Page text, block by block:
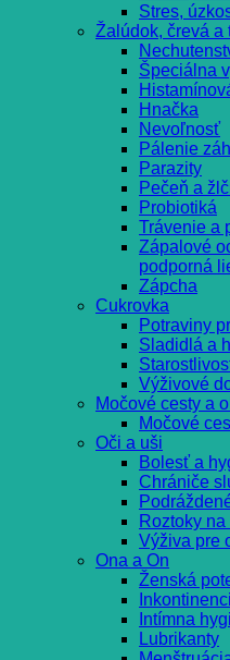
Stres,
Žalúdok, črevá a
Špeciálna
Hnačka
Nevoľnosť
Pálenie
Parazity
Pečeň a
Probiotiká
Trávenie a
Zápalové
podporná
Zápcha
Cukrovka
Potraviny
Sladidlá a
Výživové
Močové cesty a
Močové
Oči a uši
Bolesť a
Chrániče
Roztoky
Výživa pre
Ona a On
Ženská
Intímna
Lubrikanty